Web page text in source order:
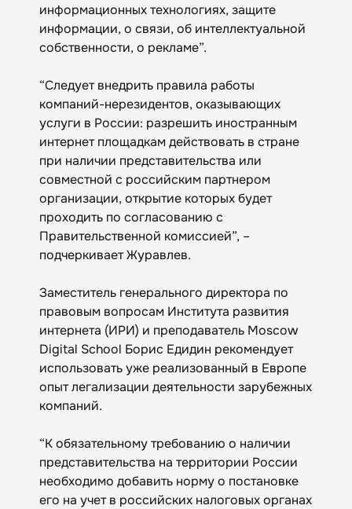
информационных технологиях, защите
информации, о связи, об интеллектуальной
собственности, о рекламе”.
“Следует внедрить правила работы
компаний-нерезидентов, оказывающих
услуги в России: разрешить иностранным
интернет площадкам действовать в стране
при наличии представительства или
совместной с российским партнером
организации, открытие которых будет
проходить по согласованию с
Правительственной комиссией”, –
подчеркивает Журавлев.
Заместитель генерального директора по
правовым вопросам Института развития
интернета (ИРИ) и преподаватель Moscow
Digital School Борис Едидин рекомендует
использовать уже реализованный в Европе
опыт легализации деятельности зарубежных
компаний.
“К обязательному требованию о наличии
представительства на территории России
необходимо добавить норму о постановке
его на учет в российских налоговых органах